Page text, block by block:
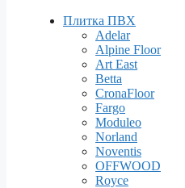
Плитка ПВХ
Adelar
Alpine Floor
Art East
Betta
CronaFloor
Fargo
Moduleo
Norland
Noventis
OFFWOOD
Royce